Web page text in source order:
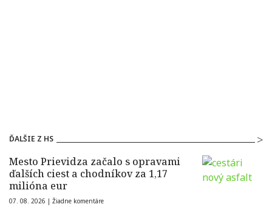
ĎALŠIE Z HS
Mesto Prievidza začalo s opravami
ďalších ciest a chodníkov za 1,17
milióna eur
07. 08. 2026 | Žiadne komentáre